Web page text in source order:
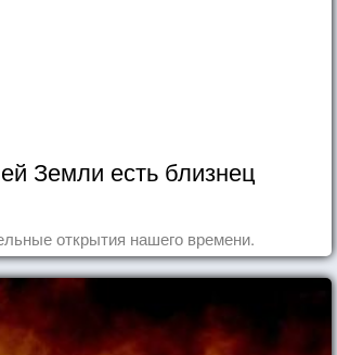
Земли есть близнец
открытия нашего времени.